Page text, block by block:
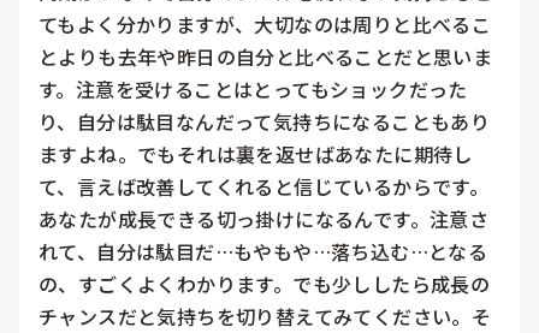
てもよく分かりますが、大切なのは周りと比べるこ
とよりも去年や昨日の自分と比べることだと思いま
す。注意を受けることはとってもショックだった
り、自分は駄目なんだって気持ちになることもあり
ますよね。でもそれは裏を返せばあなたに期待し
て、言えば改善してくれると信じているからです。
あなたが成長できる切っ掛けになるんです。注意さ
れて、自分は駄目だ…もやもや…落ち込む…となる
の、すごくよくわかります。でも少ししたら成長の
チャンスだと気持ちを切り替えてみてください。そ